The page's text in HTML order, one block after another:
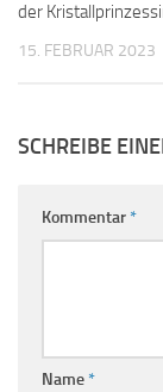
der
15. FEBRUAR 2023
SCHREIBE
Kommentar*
Name*